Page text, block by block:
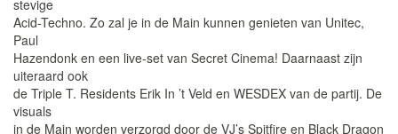
stevige
Acid-Techno. Zo zal je in de Main kunnen genieten van Unitec,
Paul
Hazendonk en een live-set van Secret Cinema! Daarnaast zijn
uiteraard ook
de Triple T. Residents Erik In ’t Veld en WESDEX van de partij. De
visuals
in de Main worden verzorgd door de VJ’s Spitfire en Black Dragon